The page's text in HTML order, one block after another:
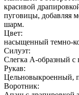
красивой
пуговицы, добавляя
шарм.
Цвет:
насыщенный темно-
Силуэт:
Слегка А-образный с
Рукав:
Цельновыкроенный,
Воротник: